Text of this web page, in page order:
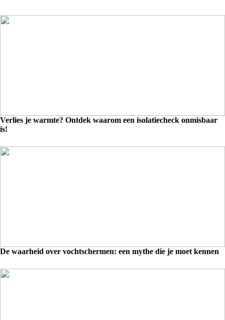
Verlies je warmte? Ontdek waarom een isolatiecheck onmisbaar
is!
De waarheid over vochtschermen: een mythe die je moet kennen